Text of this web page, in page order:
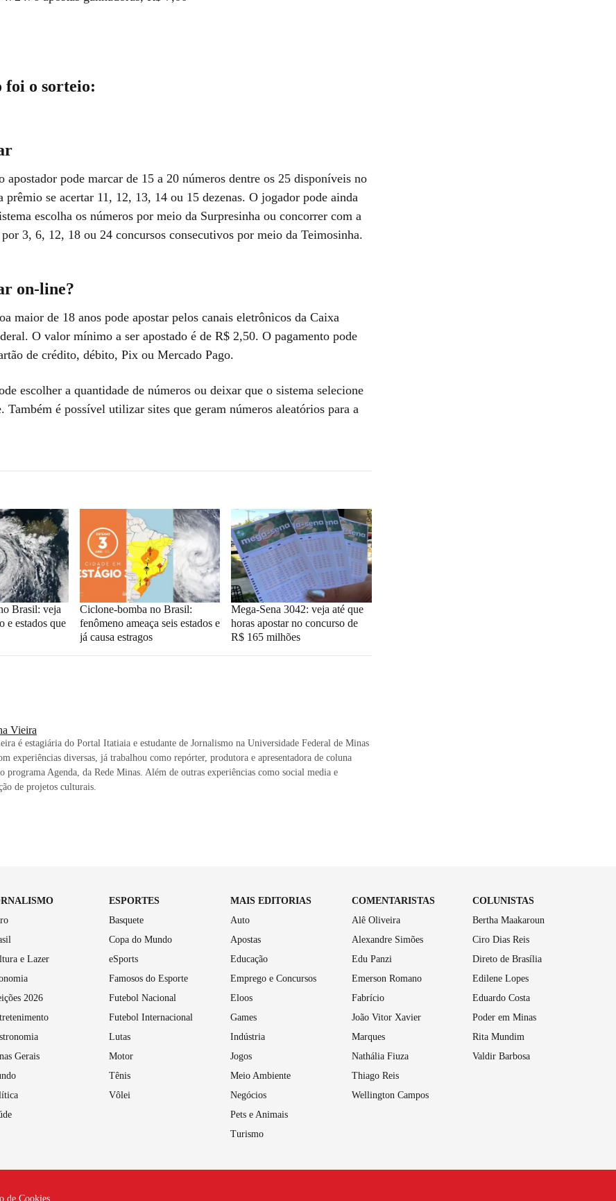
foi o sorteio:
pode marcar de 15 a 20 números dentre os 25 disponíveis no
prêmio se acertar 11, 12, 13, 14 ou 15 dezenas. O jogador pode ainda
escolha os números por meio da Surpresinha ou concorrer com a
por 3, 6, 12, 18 ou 24 concursos consecutivos por meio da Teimosinha.
on-line?
maior de 18 anos pode apostar pelos canais eletrônicos da Caixa
O valor mínimo a ser apostado é de R$ 2,50. O pagamento pode
de crédito, débito, Pix ou Mercado Pago.
escolher a quantidade de números ou deixar que o sistema selecione
Também é possível utilizar sites que geram números aleatórios para a
Brasil: veja
e estados que
Ciclone-bomba no Brasil:
fenômeno ameaça seis estados e
já causa estragos
Mega-Sena 3042: veja até que
horas apostar no concurso de
R$ 165 milhões
Vieira
é estagiária do Portal Itatiaia e estudante de Jornalismo na Universidade Federal de Minas
experiências diversas, já trabalhou como repórter, produtora e apresentadora de coluna
programa Agenda, da Rede Minas. Além de outras experiências como social media e
de projetos culturais.
e Lazer
2026
Gerais
ESPORTES
Basquete
Copa do Mundo
eSports
Famosos do Esporte
Futebol Nacional
Futebol Internacional
Lutas
Motor
Tênis
Vôlei
MAIS EDITORIAS
Auto
Apostas
Educação
Emprego e Concursos
Eloos
Games
Indústria
Jogos
Meio Ambiente
Negócios
Pets e Animais
Turismo
COMENTARISTAS
Alê Oliveira
Alexandre Simões
Edu Panzi
Emerson Romano
Fabrício
João Vitor Xavier
Marques
Nathália Fiuza
Thiago Reis
Wellington Campos
COLUNISTAS
Bertha Maakaroun
Ciro Dias Reis
Direto de Brasília
Edilene Lopes
Eduardo Costa
Poder em Minas
Rita Mundim
Valdir Barbosa
de Cookies